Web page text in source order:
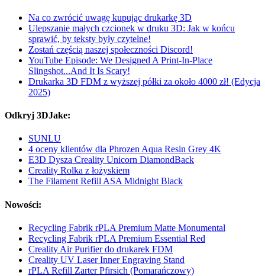
Na co zwrócić uwagę kupując drukarkę 3D
Ulepszanie małych czcionek w druku 3D: Jak w końcu
sprawić, by teksty były czytelne!
Zostań częścią naszej społeczności Discord!
YouTube Episode: We Designed A Print-In-Place
Slingshot...And It Is Scary!
Drukarka 3D FDM z wyższej półki za około 4000 zł! (Edycja
2025)
Odkryj 3DJake:
SUNLU
4 oceny klientów dla Phrozen Aqua Resin Grey 4K
E3D Dysza Creality Unicorn DiamondBack
Creality Rolka z łożyskiem
The Filament Refill ASA Midnight Black
Nowości:
Recycling Fabrik rPLA Premium Matte Monumental
Recycling Fabrik rPLA Premium Essential Red
Creality Air Purifier do drukarek FDM
Creality UV Laser Inner Engraving Stand
rPLA Refill Zarter Pfirsich (Pomarańczowy)